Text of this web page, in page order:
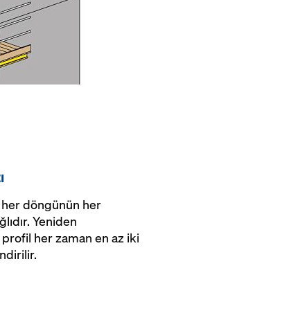
döngünün her
Yeniden
profil her zaman en az iki